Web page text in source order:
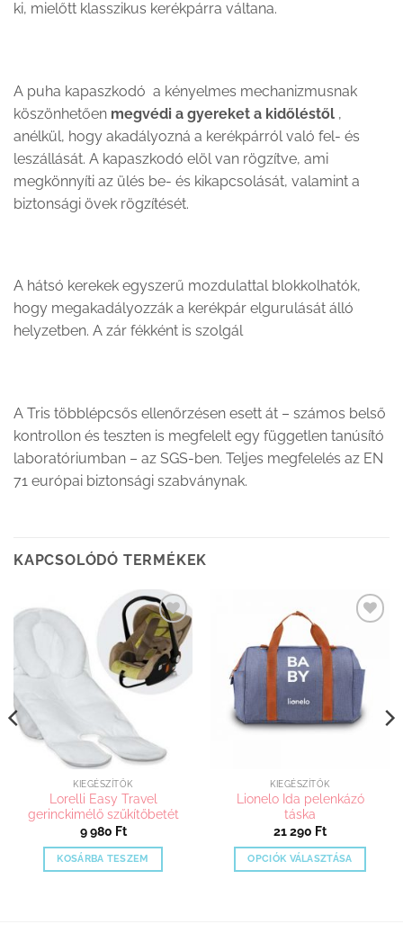
ki, mielőtt klasszikus kerékpárra váltana.
A puha kapaszkodó a kényelmes mechanizmusnak
köszönhetően megvédi a gyereket a kidőléstől ,
anélkül, hogy akadályozná a kerékpárról való fel- és
leszállását. A kapaszkodó elöl van rögzítve, ami
megkönnyíti az ülés be- és kikapcsolását, valamint a
biztonsági övek rögzítését.
A hátsó kerekek egyszerű mozdulattal blokkolhatók,
hogy megakadályozzák a kerékpár elgurulását álló
helyzetben. A zár fékként is szolgál
A Tris többlépcsős ellenőrzésen esett át – számos belső
kontrollon és teszten is megfelelt egy független tanúsító
laboratóriumban – az SGS-ben. Teljes megfelelés az EN
71 európai biztonsági szabványnak.
KAPCSOLÓDÓ TERMÉKEK
Kedvenceimhez
adom
KIEGÉSZÍTŐK
Lorelli Easy Travel
gerinckimélő szűkítőbetét
9 980 Ft
KOSÁRBA TESZEM
Kedvenceimhez
adom
KIEGÉSZÍTŐK
Lionelo Ida pelenkázó
táska
21 290 Ft
OPCIÓK VÁLASZTÁSA